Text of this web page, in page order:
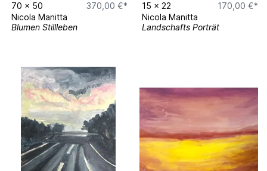
70 x 50
370,00 €*
Nicola Manitta
Blumen Stillleben
15 x 22
170,00 €*
Nicola Manitta
Landschafts Porträt